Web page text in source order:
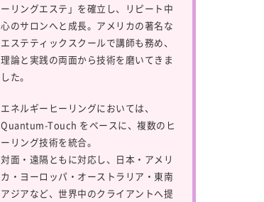
ーリングエステ」を確立し、リピート中
心のサロンへと成長。アメリカの著名な
エステティックスクールで講師も務め、
理論と実践の両面から技術を磨いてきま
した。
エネルギーヒーリングにおいては、
Quantum-Touch をベースに、複数のヒ
ーリング技術を統合。
対面・遠隔ともに対応し、日本・アメリ
カ・ヨーロッパ・オーストラリア・東南
アジアなど、世界中のクライアントへ提